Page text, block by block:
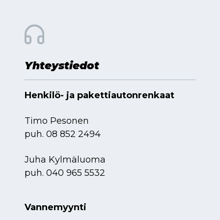
Yhteystiedot
Henkilö- ja pakettiautonrenkaat
Timo Pesonen
puh. 08 852 2494
Juha Kylmäluoma
puh. 040 965 5532
Vannemyynti